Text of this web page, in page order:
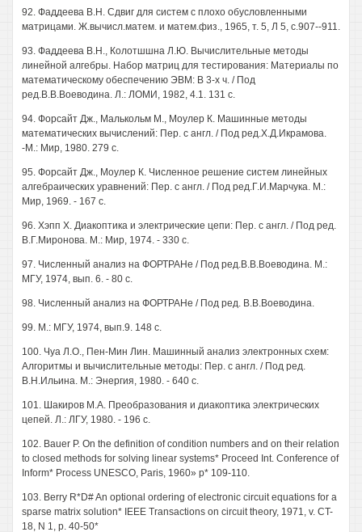
92. Фаддеева В.Н. Сдвиг для систем с плохо обусловленными
матрицами. Ж.вычисл.матем. и матем.физ., 1965, т. 5, Л 5, с.907--911.
93. Фаддеева В.Н., Колотшшна Л.Ю. Вычислительные методы
линейной алгебры. Набор матриц для тестирования: Материалы по
математическому обеспечению ЭВМ: В 3-х ч. / Под
ред.В.В.Воеводина. Л.: ЛОМИ, 1982, 4.1. 131 с.
94. Форсайт Дж., Малькольм М., Моулер К. Машинные методы
математических вычислений: Пер. с англ. / Под ред.Х.Д.Икрамова.
-М.: Мир, 1980. 279 с.
95. Форсайт Дж., Моулер К. Численное решение систем линейных
алгебраических уравнений: Пер. с англ. / Под ред.Г.И.Марчука. М.:
Мир, 1969. - 167 с.
96. Хэпп X. Диакоптика и электрические цепи: Пер. с англ. / Под ред.
В.Г.Миронова. М.: Мир, 1974. - 330 с.
97. Численный анализ на ФОРТРАНе / Под ред.В.В.Воеводина. М.:
МГУ, 1974, вып. 6. - 80 с.
98. Численный анализ на ФОРТРАНе / Под ред. В.В.Воеводина.
99. М.: МГУ, 1974, вып.9. 148 с.
100. Чуа Л.О., Пен-Мин Лин. Машинный анализ электронных схем:
Алгоритмы и вычислительные методы: Пер. с англ. / Под ред.
В.Н.Ильина. М.: Энергия, 1980. - 640 с.
101. Шакиров М.А. Преобразования и диакоптика электрических
цепей. Л.: ЛГУ, 1980. - 196 с.
102. Bauer P. On the definition of condition numbers and on their relation
to closed methods for solving linear systems* Proceed Int. Conference of
Inform* Process UNESCO, Paris, 1960» p* 109-110.
103. Berry R*D# An optional ordering of electronic circuit equations for a
sparse matrix solution* IEEE Transactions on circuit theory, 1971, v. CT-
18, N 1, p. 40-50*